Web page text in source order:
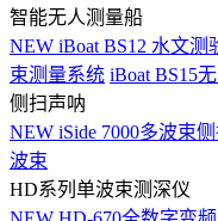
智能无人测量船
NEW iBoat BS12 水文测
束测量系统 iBoat BS15
侧扫声呐
NEW iSide 7000多波束
波束
HD系列单波束测深仪